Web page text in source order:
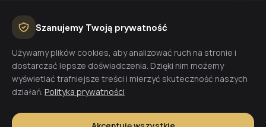
BEZPŁATNA WYCENA
Planujesz budowę domu? Skontaktuj się z nami - przygotujemy
wycenę w 48h.
Wyceń budowę
Szanujemy Twoją prywatność
Używamy plików cookies, aby analizować ruch na stronie i
dostarczać lepsze doświadczenia. Dzięki nim możemy
wyświetlać trafniejsze treści i mierzyć skuteczność naszych
działań. Polityka prywatności